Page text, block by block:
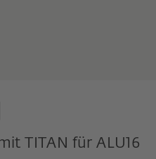
TITAN für ALU16